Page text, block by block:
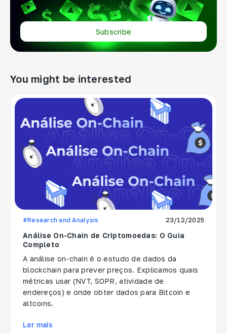
Subscribe
You might be interested
#Research and Analysis 23/12/2025
Análise On-Chain de Criptomoedas: O Guia
Completo
A análise on-chain é o estudo de dados da
blockchain para prever preços. Explicamos quais
métricas usar (NVT, SOPR, atividade de
endereços) e onde obter dados para Bitcoin e
altcoins.
Ler mais